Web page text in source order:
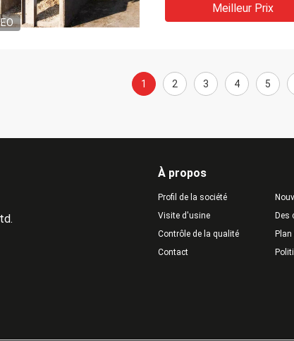
Meilleur Prix
1 2 3 4 5
À propos
Profil de la société
Visite d'usine
Contrôle de la qualité
Contact
Des